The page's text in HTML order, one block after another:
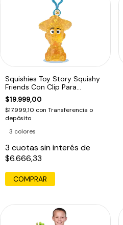
Squishies Toy Story Squishy
Friends Con Clip Para
Enganchar Woody
$19.999,00
$17.999,10 con Transferencia o
depósito
3 colores
3 cuotas sin interés de
$6.666,33
COMPRAR